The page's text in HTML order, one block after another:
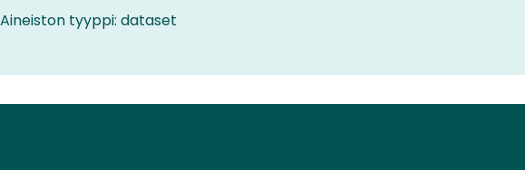
Aineiston tyyppi: dataset